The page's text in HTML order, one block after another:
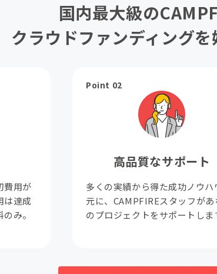
国内最大級の
クラウドファンディングを
費用が
は達成
み。
Point 02
高品質なサポート
多くの実績から得た成功ノウハ
元に、CAMPFIREスタッフがあ
のプロジェクトをサポートしま